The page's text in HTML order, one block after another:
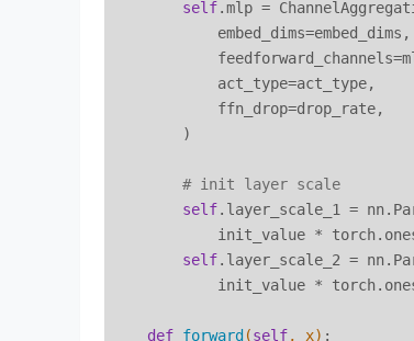
self.mlp =
            embed_dims=embed_dims,
            act_type=act_type,
            ffn_drop=drop_rate,
        )
# init layer scale
self.layer_scale_1 =
init_value *
self.layer_scale_2 =
init_value *
def forward (self, x) :